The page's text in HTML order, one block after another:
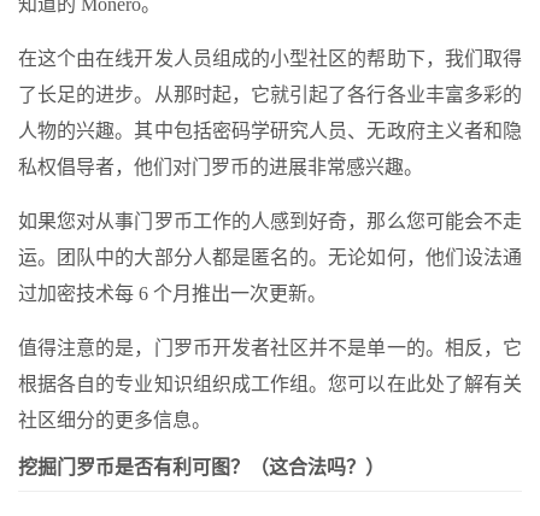
知道的 Monero。
在这个由在线开发人员组成的小型社区的帮助下，我们取得
了长足的进步。从那时起，它就引起了各行各业丰富多彩的
人物的兴趣。其中包括密码学研究人员、无政府主义者和隐
私权倡导者，他们对门罗币的进展非常感兴趣。
如果您对从事门罗币工作的人感到好奇，那么您可能会不走
运。团队中的大部分人都是匿名的。无论如何，他们设法通
过加密技术每 6 个月推出一次更新。
值得注意的是，门罗币开发者社区并不是单一的。相反，它
根据各自的专业知识组织成工作组。您可以在此处了解有关
社区细分的更多信息。
挖掘门罗币是否有利可图？（这合法吗？）